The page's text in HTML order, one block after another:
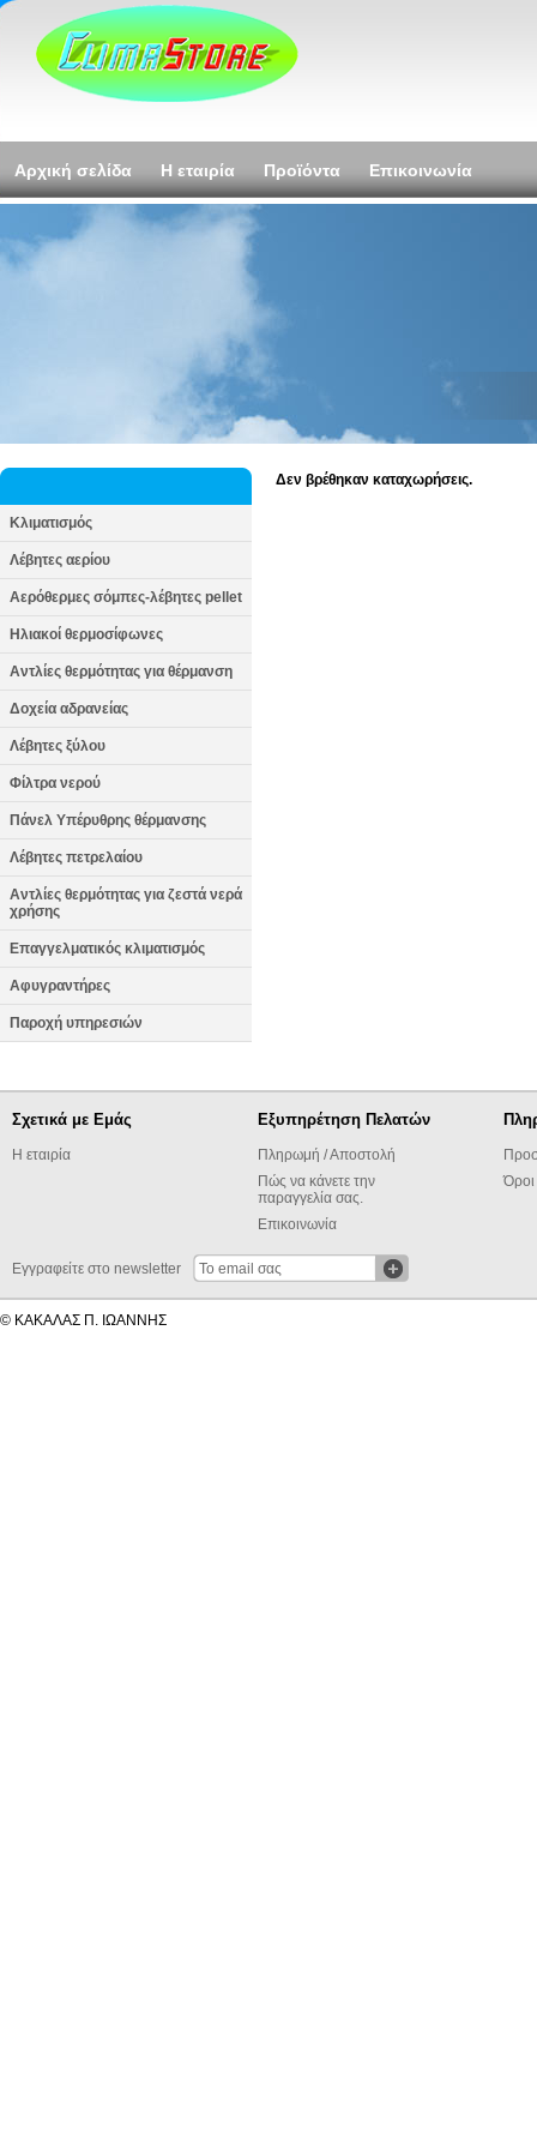
Αρχική σελίδα Η εταιρία Προϊόντα Επικοινωνία
Κλιματισμός
Λέβητες αερίου
Αερόθερμες σόμπες-λέβητες pellet
Ηλιακοί θερμοσίφωνες
Αντλίες θερμότητας για θέρμανση
Δοχεία αδρανείας
Λέβητες ξύλου
Φίλτρα νερού
Πάνελ Υπέρυθρης θέρμανσης
Λέβητες πετρελαίου
Αντλίες θερμότητας για ζεστά νερά
χρήσης
Επαγγελματικός κλιματισμός
Αφυγραντήρες
Παροχή υπηρεσιών
Δεν βρέθηκαν καταχωρήσεις.
Σχετικά με Εμάς
Η εταιρία
Εξυπηρέτηση Πελατών
Πληρωμή / Αποστολή
Πώς να κάνετε την
παραγγελία σας.
Επικοινωνία
Εγγραφείτε στο newsletter
© ΚΑΚΑΛΑΣ Π. ΙΩΑΝΝΗΣ